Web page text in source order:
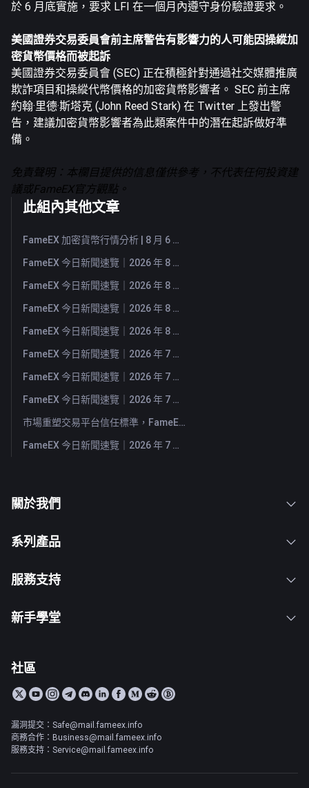
於 6 月底實施，要求 LFI 在一個月內遵守身份驗證要求。
美國證券交易委員會前主席警告有影響力的人可能因操縱加
密貨幣價格而被起訴
美國證券交易委員會 (SEC) 正在積極針對通過社交媒體推廣
欺詐項目和操縱代幣價格的加密貨幣影響者。 SEC 前主席
約翰·里德·斯塔克 (John Reed Stark) 在 Twitter 上發出警
告，建議加密貨幣影響者為此類案件中的潛在起訴做好準
備。
免責聲明：本欄目提供的信息僅供參考，不代表任何投資建
議或FameEX官方觀點。
此組內其他文章
FameEX 加密貨幣行情分析 | 8 月 6 日, 2026
FameEX 今日新聞速覽｜2026 年 8 月 6 日
FameEX 今日新聞速覽｜2026 年 8 月 5 日
FameEX 今日新聞速覽｜2026 年 8 月 4 日
FameEX 今日新聞速覽｜2026 年 8 月 3 日
FameEX 今日新聞速覽｜2026 年 7 月 31 日
FameEX 今日新聞速覽｜2026 年 7 月 30 日
FameEX 今日新聞速覽｜2026 年 7 月 29 日
市場重塑交易平台信任標準，FameEX 以八年穩健營運持續服務全球用戶
FameEX 今日新聞速覽｜2026 年 7 月 28 日
關於我們
系列產品
服務支持
新手學堂
社區
漏洞提交：Safe@mail.fameex.info
商務合作：Business@mail.fameex.info
服務支持：Service@mail.fameex.info